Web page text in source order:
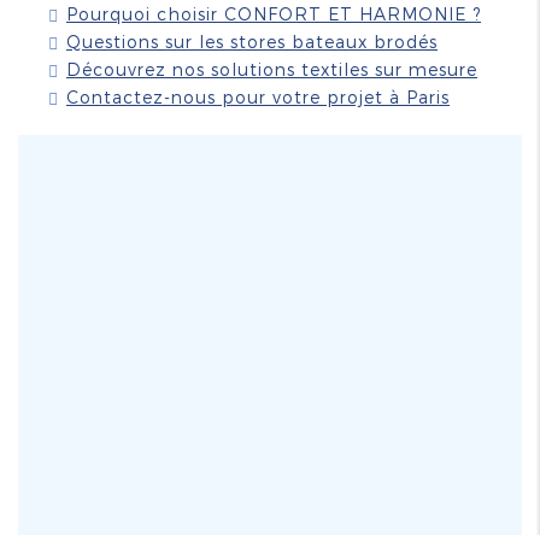
Pourquoi choisir CONFORT ET HARMONIE ?
Questions sur les stores bateaux brodés
Découvrez nos solutions textiles sur mesure
Contactez-nous pour votre projet à Paris